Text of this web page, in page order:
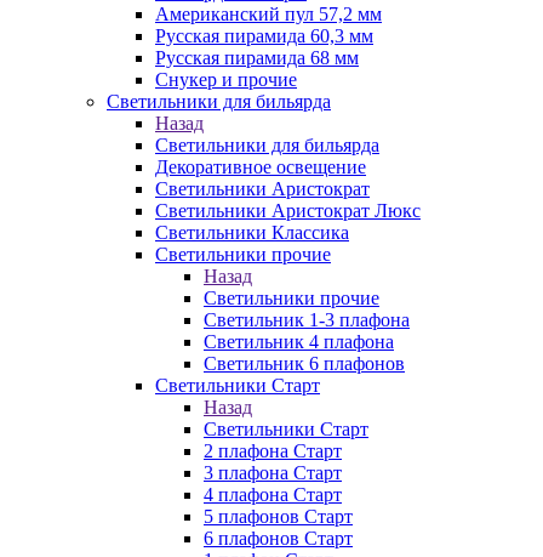
Американский пул 57,2 мм
Русская пирамида 60,3 мм
Русская пирамида 68 мм
Снукер и прочие
Светильники для бильярда
Назад
Светильники для бильярда
Декоративное освещение
Светильники Аристократ
Светильники Аристократ Люкс
Светильники Классика
Светильники прочие
Назад
Светильники прочие
Светильник 1-3 плафона
Светильник 4 плафона
Светильник 6 плафонов
Светильники Старт
Назад
Светильники Старт
2 плафона Старт
3 плафона Старт
4 плафона Старт
5 плафонов Старт
6 плафонов Старт